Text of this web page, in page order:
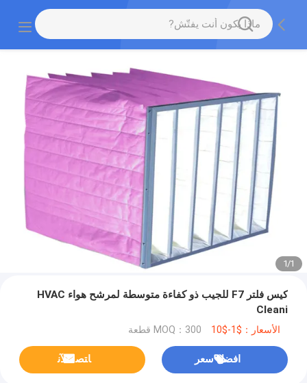
1
/
1
كيس فلتر F7 للجيب ذو كفاءة متوسطة لمرشح هواء HVAC
Cleani
الأسعار：$1-$10 MOQ：300 قطعة
افضل سعر ﺎﺘﺼﻟ ﺍﻶﻧ